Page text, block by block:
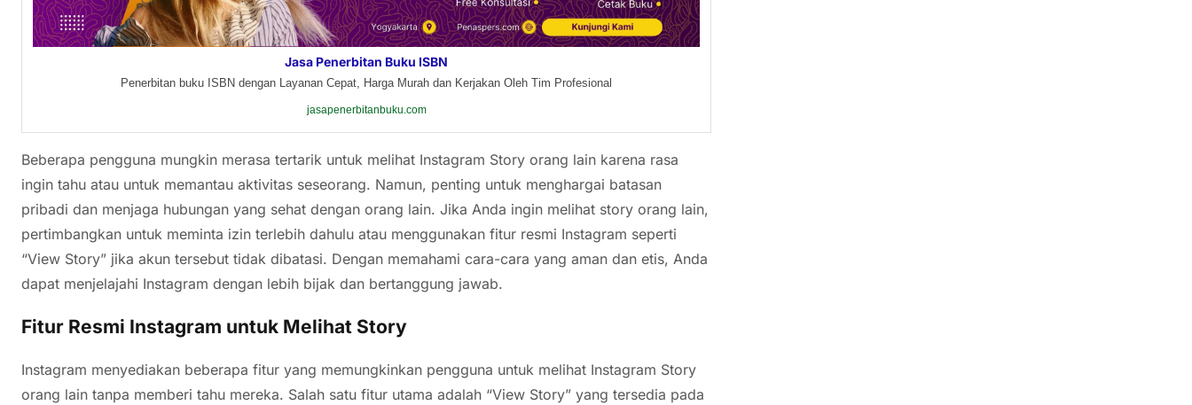
Jasa Penerbitan Buku ISBN
Penerbitan buku ISBN dengan Layanan Cepat, Harga Murah dan Kerjakan Oleh Tim Profesional
jasapenerbitanbuku.com
Beberapa pengguna mungkin merasa tertarik untuk melihat Instagram Story orang lain karena rasa
ingin tahu atau untuk memantau aktivitas seseorang. Namun, penting untuk menghargai batasan
pribadi dan menjaga hubungan yang sehat dengan orang lain. Jika Anda ingin melihat story orang lain,
pertimbangkan untuk meminta izin terlebih dahulu atau menggunakan fitur resmi Instagram seperti
“View Story” jika akun tersebut tidak dibatasi. Dengan memahami cara-cara yang aman dan etis, Anda
dapat menjelajahi Instagram dengan lebih bijak dan bertanggung jawab.
Fitur Resmi Instagram untuk Melihat Story
Instagram menyediakan beberapa fitur yang memungkinkan pengguna untuk melihat Instagram Story
orang lain tanpa memberi tahu mereka. Salah satu fitur utama adalah “View Story” yang tersedia pada